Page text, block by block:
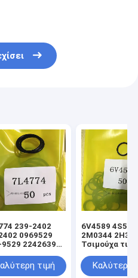
239-2402
0969529
2242639
τιμή
6V4589
2M0344
Τσιμούχα
κυλίνδρου
ανύψωσης
Καλύτερη